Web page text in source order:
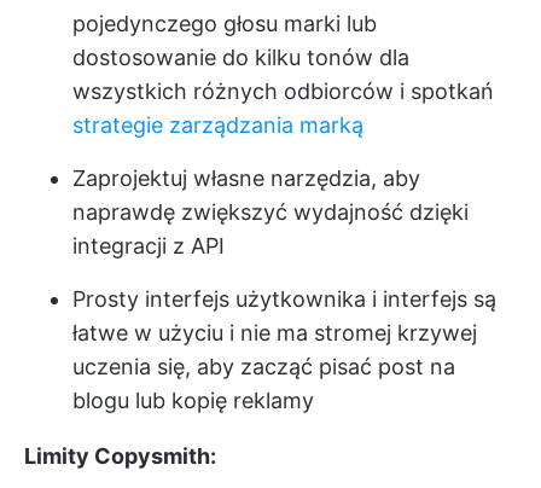
pojedynczego głosu marki lub
dostosowanie do kilku tonów dla
wszystkich różnych odbiorców i spotkań
strategie zarządzania marką
Zaprojektuj własne narzędzia, aby
naprawdę zwiększyć wydajność dzięki
integracji z API
Prosty interfejs użytkownika i interfejs są
łatwe w użyciu i nie ma stromej krzywej
uczenia się, aby zacząć pisać post na
blogu lub kopię reklamy
Limity Copysmith: